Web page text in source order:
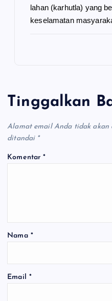
lahan (karhutla) yang
keselamatan
Tinggalkan
Alamat email Anda tidak akan
ditandai *
Komentar*
Nama *
Email *